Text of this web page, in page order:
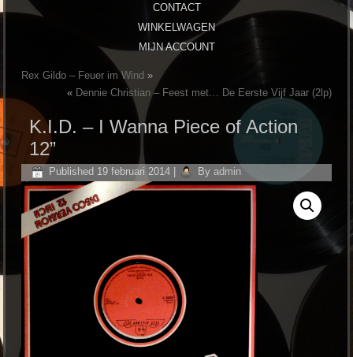
CONTACT
WINKELWAGEN
MIJN ACCOUNT
Rex Gildo – Feuer im Wind »
« Dennie Christian – Feest met… De Eerste Vijf Jaar (2lp)
K.I.D. – I Wanna Piece of Action
12”
Published 19 februari 2014 By admin